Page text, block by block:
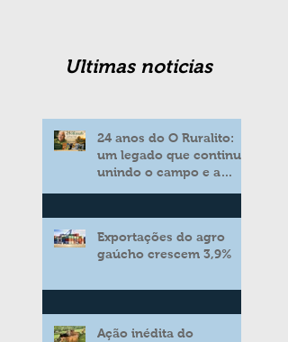
Ultimas noticias
24 anos do O Ruralito:
um legado que continua
unindo o campo e a
Exportações do agro
gaúcho crescem 3,9%
Ação inédita do